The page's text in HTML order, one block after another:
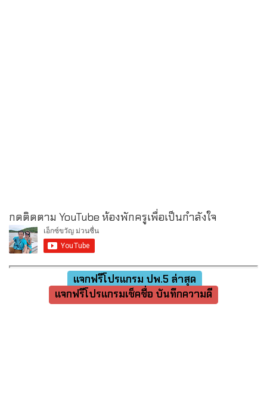
กดติดตาม YouTube ห้องพักครูเพื่อเป็นกำลังใจ
แจกฟรีโปรแกรม ปพ.5 ล่าสุด
แจกฟรีโปรแกรมเช็คชื่อ บันทึกความดี